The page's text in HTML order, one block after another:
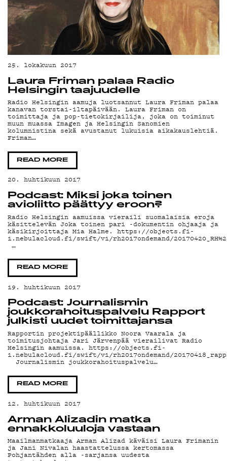
25. lokakuun 2017
Laura Friman palaa Radio
Helsingin taajuudelle
Radio Helsingin aamuja luotsannut Laura Friman palaa
kanavan torstai-iltapäivään. Laura Friman on
toimittaja ja pop-tietokirjailija, joka on toiminut
muun muassa Imagen ja Helsingin Sanomien
kolumnistina sekä avustanut lukuisia aikakauslehtiä.
Friman…
READ MORE
20. huhtikuun 2017
Podcast: Miksi joka toinen
avioliitto päättyy eroon?
Radio Helsingin aamuissa vieraili suomalaisia eroja
käsittelevän Joka toinen pari -dokumentin ohjaaja ja
käsikirjoittaja Mia Halme. https://objects.fi-
1.nebulacloud.fi/swift/v1/rh2017ondemand/
…
READ MORE
19. huhtikuun 2017
Podcast: Journalismin
joukkorahoituspalvelu Rapport
julkisti uudet toimittajansa
Rapportin projektipäällikko Noora Vaarala ja
toimitusjohtaja Jari Järvenpää vierailivat Radio
Helsingin aamuissa. https://objects.fi-
1.nebulacloud.fi/swift/v1/rh2017ondemand/
Journalismin joukkorahoituspalvelu…
READ MORE
12. huhtikuun 2017
Arman Alizadin matka
ennakkoluuloja vastaan
Maailmanmatkaaja Arman Alizad käväisi Laura Frimanin
ja Jani Nivalan haastattelussa kertomassa
Pohjantähden alla -sarjansa uudesta